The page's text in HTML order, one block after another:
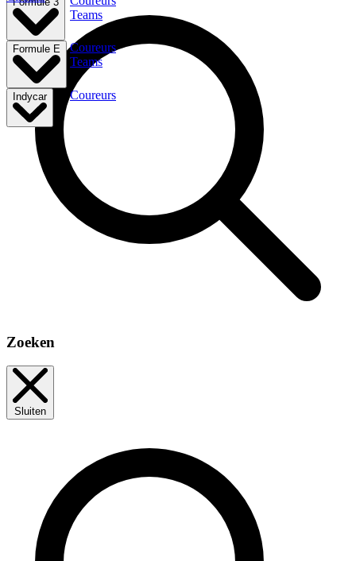
Teams
Formule E
Coureurs
Teams
Indycar Coureurs
Zoeken
Sluiten